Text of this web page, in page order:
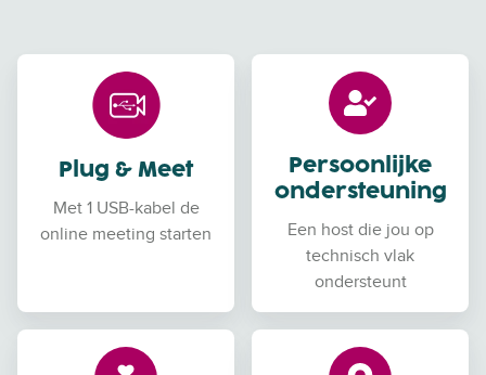
Plug & Meet
Met 1 USB-kabel de
online meeting starten
Persoonlijke
ondersteuning
Een host die jou op
technisch vlak
ondersteunt